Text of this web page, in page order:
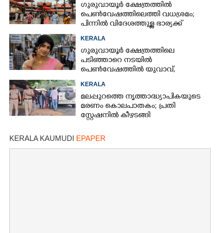
ഗുരുവായൂർ ക്ഷേത്രത്തിൽ
പെൺവേഷത്തിലെത്തി വധശ്രമം;
പിന്നിൽ വിദേശത്തുള്ള ഭാര്യക്ക്
KERALA
ഗുരുവായൂർ ക്ഷേത്രത്തിലെ
പടിഞ്ഞാറെ നടയിൽ
പെൺവേഷത്തിൽ യുവാവ്,​
തെളിഞ്ഞത് വൻഗൂഢാലോചന
KERALA
മലപ്പുറത്തെ നൃത്താദ്ധ്യാപികയുടെ
മരണം കൊലപാതകം; പ്രതി
സ്റ്റേഷനിൽ കീഴടങ്ങി
KERALA KAUMUDI EPAPER